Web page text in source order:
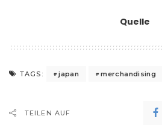
Quelle
TAGS: japan merchandising
TEILEN AUF